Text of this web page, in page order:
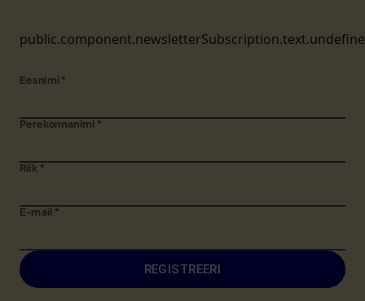
Eesnimi *
Perekonnanimi *
Riik *
E-mail *
REGISTREERI